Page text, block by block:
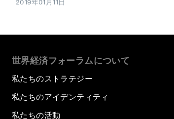
2019年01月11日
世界経済フォーラムについて
私たちのストラテジー
私たちのアイデンティティ
私たちの活動